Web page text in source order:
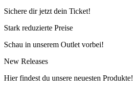
Sichere dir jetzt dein Ticket!
Stark reduzierte Preise
Schau in unserem Outlet vorbei!
New Releases
Hier findest du unsere neuesten Produkte!